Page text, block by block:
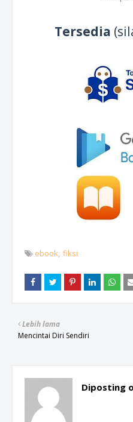
Tersedia
ebook fiksi
Lebih lama
Mencintai Diri Sendiri
Diposting